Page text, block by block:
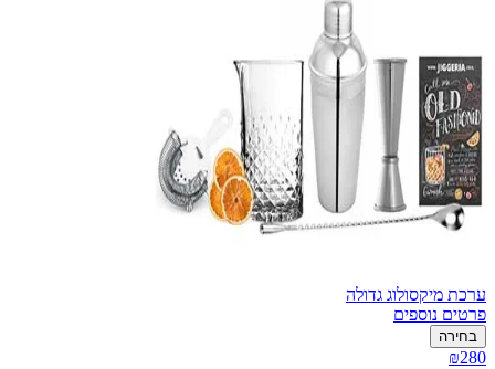
ערכת מיקסולוג גדולה
פרטים נוספים
בחירה
₪280